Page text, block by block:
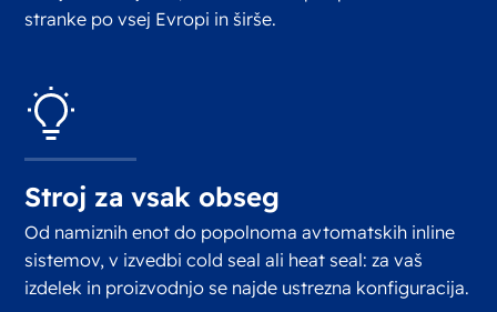
stranke po vsej Evropi in širše.
Stroj za vsak obseg
Od namiznih enot do popolnoma avtomatskih inline
sistemov, v izvedbi cold seal ali heat seal: za vaš
izdelek in proizvodnjo se najde ustrezna konfiguracija.